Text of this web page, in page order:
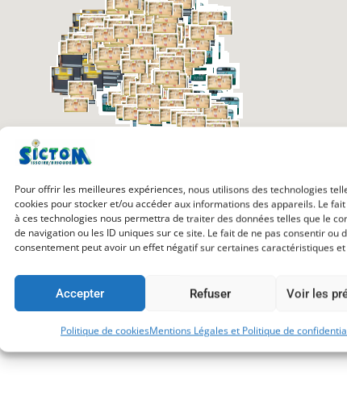
Pour offrir les meilleures expériences, nous utilisons des technologies
cookies pour stocker et/ou accéder aux informations des appareils. Le
à ces technologies nous permettra de traiter des données telles que le
de navigation ou les ID uniques sur ce site. Le fait de ne pas consentir ou
consentement peut avoir un effet négatif sur certaines caractéristiques
Accepter Refuser Voir les
Politique de cookiesMentions Légales et Politique de